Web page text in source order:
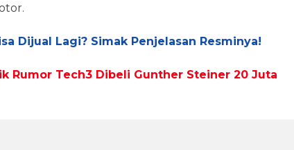
Dijual Lagi? Simak Penjelasan Resminya!
Rumor Tech3 Dibeli Gunther Steiner 20 Juta